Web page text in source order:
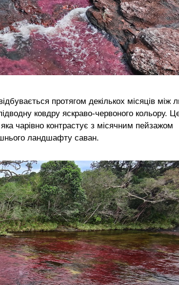
протягом декількох місяців між
ковдру яскраво-червоного кольору.
чарівно контрастує з місячним пейзажом
ландшафту саван.